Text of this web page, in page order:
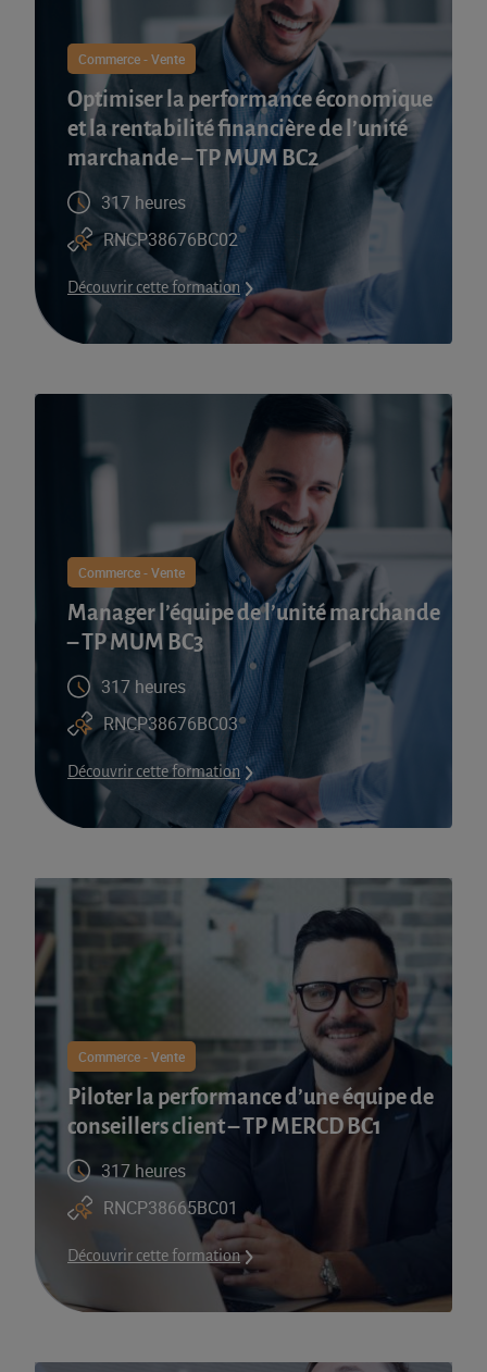
Commerce - Vente
Optimiser la performance économique
et la rentabilité financière de l’unité
marchande – TP MUM BC2
317 heures
RNCP38676BC02
Découvrir cette formation
Commerce - Vente
Manager l’équipe de l’unité marchande
– TP MUM BC3
317 heures
RNCP38676BC03
Découvrir cette formation
Commerce - Vente
Piloter la performance d’une équipe de
conseillers client – TP MERCD BC1
317 heures
RNCP38665BC01
Découvrir cette formation